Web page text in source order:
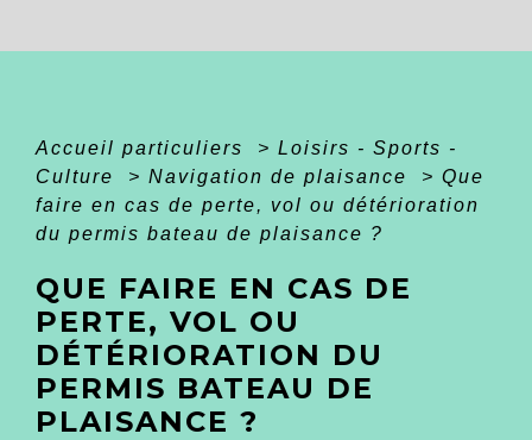
Accueil particuliers > Loisirs - Sports -
Culture
> Navigation de plaisance > Que
faire en cas de perte, vol ou détérioration
du permis bateau de plaisance ?
QUE FAIRE EN CAS DE
PERTE, VOL OU
DÉTÉRIORATION DU
PERMIS BATEAU DE
PLAISANCE ?